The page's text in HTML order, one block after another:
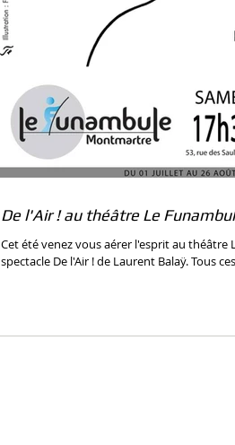
De l'Air ! au théâtre Le
Cet été venez vous aérer l'esprit au théâtre
spectacle De l'Air ! de Laurent Balaÿ. Tous